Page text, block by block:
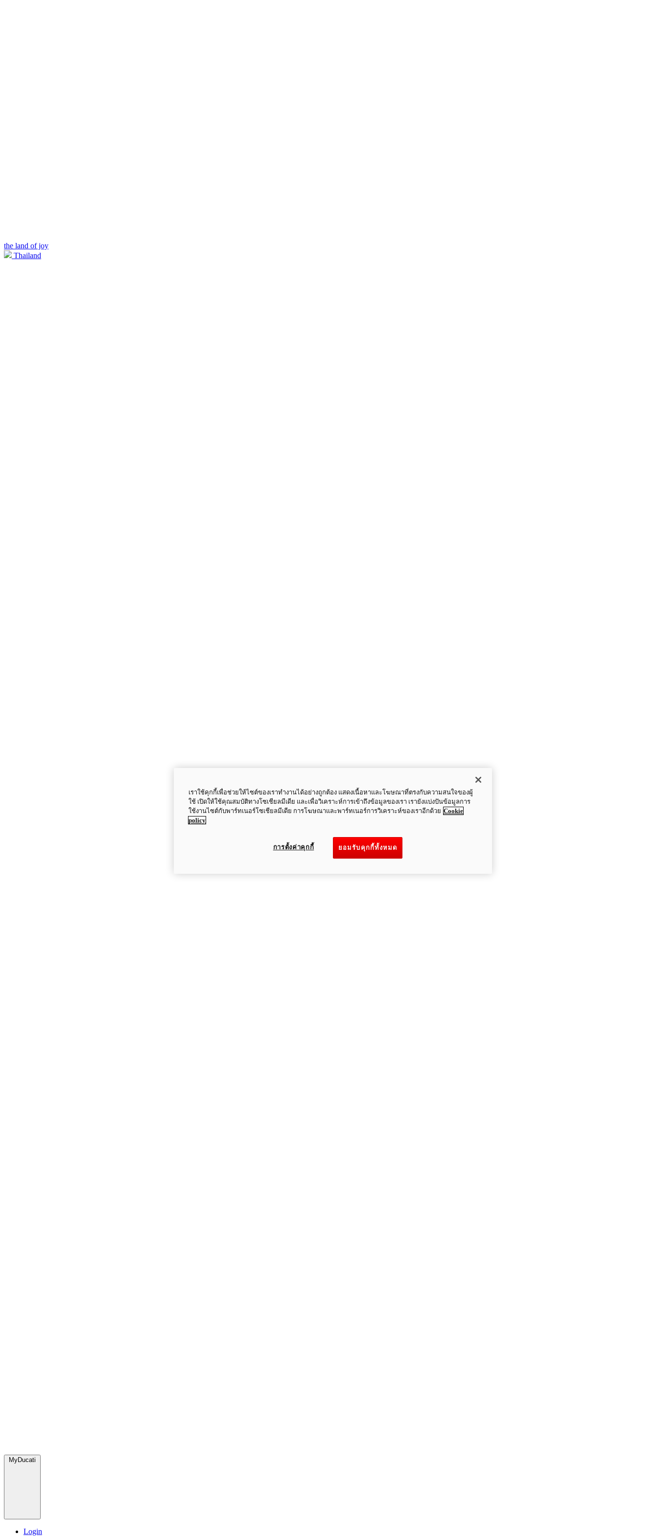
the land of joy
Thailand
MyDucati
Login
เราใช้คุกกี้เพื่อช่วยให้ไซต์ของเราทำงานได้อย่างถูกต้อง แสดงเนื้อหาและโฆษณาที่ตรงกับความสนใจของผู้
ใช้ เปิดให้ใช้คุณสมบัติทางโซเชียลมีเดีย และเพื่อวิเคราะห์การเข้าถึงข้อมูลของเรา เรายังแบ่งปันข้อมูลการ
ใช้งานไซต์กับพาร์ทเนอร์โซเชียลมีเดีย การโฆษณาและพาร์ทเนอร์การวิเคราะห์ของเราอีกด้วย Cookie
policy
ยอมรับคุกกี้ทั้งหมด
การตั้งค่าคุกกี้